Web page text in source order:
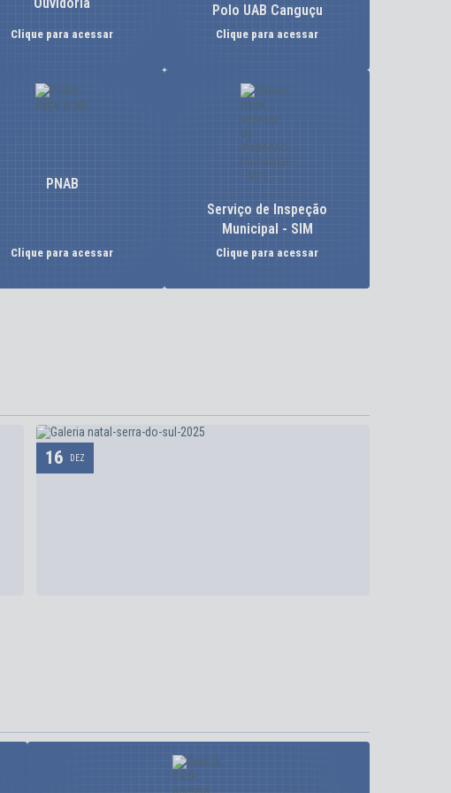
Clique para acessar
Polo UAB Canguçu
Clique para acessar
PNAB
Clique para acessar
Serviço de Inspeção
Municipal - SIM
Clique para acessar
16 DEZ